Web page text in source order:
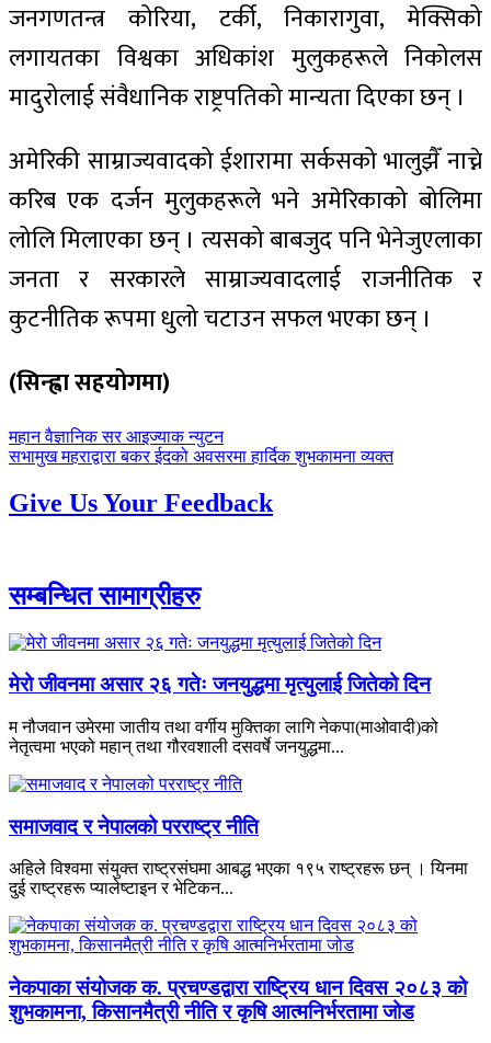
जनगणतन्त्र कोरिया, टर्की, निकारागुवा, मेक्सिको
लगायतका विश्वका अधिकांश मुलुकहरूले निकोलस
मादुरोलाई संवैधानिक राष्ट्रपतिको मान्यता दिएका छन् ।
अमेरिकी साम्राज्यवादको ईशारामा सर्कसको भालुझैँ नाच्ने
करिब एक दर्जन मुलुकहरूले भने अमेरिकाको बोलिमा
लोलि मिलाएका छन् । त्यसको बाबजुद पनि भेनेजुएलाका
जनता र सरकारले साम्राज्यवादलाई राजनीतिक र
कुटनीतिक रूपमा धुलो चटाउन सफल भएका छन् ।
(सिन्ह्वा सहयोगमा)
पछिल्लाे
-
महान वैज्ञानिक सर आइज्याक न्युटन
अघिल्लाे
सभामुख महराद्वारा बकर ईदको अवसरमा हार्दिक शुभकामना व्यक्त
Give Us Your Feedback
सम्बन्धित सामाग्रीहरु
मेरो जीवनमा असार २६ गतेः जनयुद्धमा मृत्युलाई जितेको दिन
म नौजवान उमेरमा जातीय तथा वर्गीय मुक्तिका लागि नेकपा(माओवादी)को
नेतृत्वमा भएको महान् तथा गौरवशाली दसवर्षे जनयुद्धमा...
समाजवाद र नेपालको परराष्ट्र नीति
अहिले विश्वमा संयुक्त राष्ट्रसंघमा आबद्ध भएका १९५ राष्ट्रहरू छन् । यिनमा
दुई राष्ट्रहरू प्यालेष्टाइन र भेटिकन...
नेकपाका संयोजक क. प्रचण्डद्वारा राष्ट्रिय धान दिवस २०८३ को
शुभकामना, किसानमैत्री नीति र कृषि आत्मनिर्भरतामा जोड